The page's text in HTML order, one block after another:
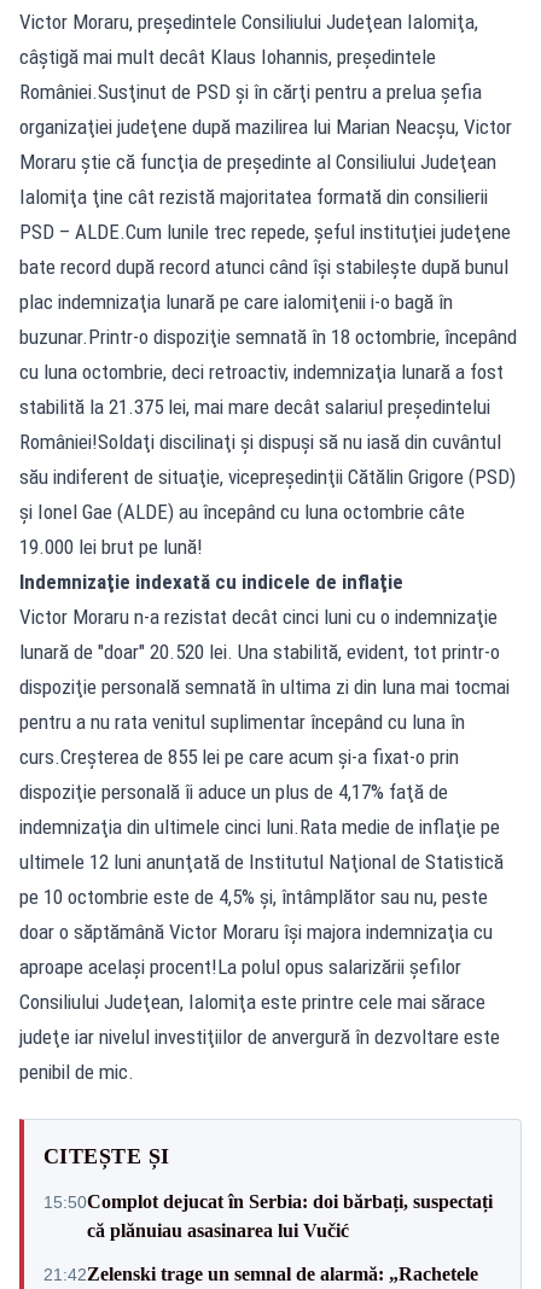
Victor Moraru, preşedintele Consiliului Judeţean Ialomiţa,
câştigă mai mult decât Klaus Iohannis, preşedintele
României.Susţinut de PSD şi în cărţi pentru a prelua şefia
organizaţiei judeţene după mazilirea lui Marian Neacşu, Victor
Moraru ştie că funcţia de preşedinte al Consiliului Judeţean
Ialomiţa ţine cât rezistă majoritatea formată din consilierii
PSD – ALDE.Cum lunile trec repede, şeful instituţiei judeţene
bate record după record atunci când îşi stabileşte după bunul
plac indemnizaţia lunară pe care ialomiţenii i-o bagă în
buzunar.Printr-o dispoziţie semnată în 18 octombrie, începând
cu luna octombrie, deci retroactiv, indemnizaţia lunară a fost
stabilită la 21.375 lei, mai mare decât salariul preşedintelui
României!Soldaţi discilinaţi şi dispuşi să nu iasă din cuvântul
său indiferent de situaţie, vicepreşedinţii Cătălin Grigore (PSD)
şi Ionel Gae (ALDE) au începând cu luna octombrie câte
19.000 lei brut pe lună!
Indemnizaţie indexată cu indicele de inflaţie
Victor Moraru n-a rezistat decât cinci luni cu o indemnizaţie
lunară de "doar" 20.520 lei. Una stabilită, evident, tot printr-o
dispoziţie personală semnată în ultima zi din luna mai tocmai
pentru a nu rata venitul suplimentar începând cu luna în
curs.Creşterea de 855 lei pe care acum şi-a fixat-o prin
dispoziţie personală îi aduce un plus de 4,17% faţă de
indemnizaţia din ultimele cinci luni.Rata medie de inflaţie pe
ultimele 12 luni anunţată de Institutul Naţional de Statistică
pe 10 octombrie este de 4,5% şi, întâmplător sau nu, peste
doar o săptămână Victor Moraru îşi majora indemnizaţia cu
aproape acelaşi procent!La polul opus salarizării şefilor
Consiliului Judeţean, Ialomiţa este printre cele mai sărace
judeţe iar nivelul investiţiilor de anvergură în dezvoltare este
penibil de mic.
CITEȘTE ȘI
15:50Complot dejucat în Serbia: doi bărbați, suspectați
că plănuiau asasinarea lui Vučić
21:42Zelenski trage un semnal de alarmă: „Rachetele